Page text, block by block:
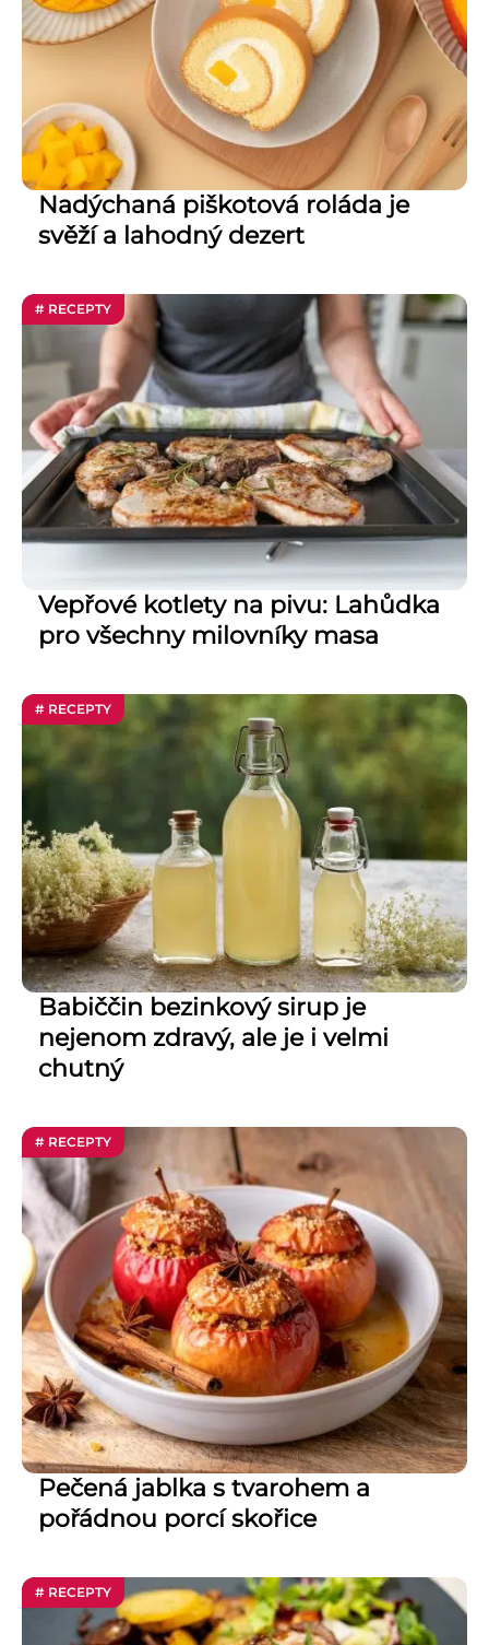
Nadýchaná piškotová roláda je
svěží a lahodný dezert
# RECEPTY
Vepřové kotlety na pivu: Lahůdka
pro všechny milovníky masa
# RECEPTY
Babiččin bezinkový sirup je
nejenom zdravý, ale je i velmi
chutný
# RECEPTY
Pečená jablka s tvarohem a
pořádnou porcí skořice
# RECEPTY